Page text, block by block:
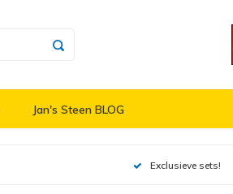
Jan's Steen BLOG
Exclusieve sets!